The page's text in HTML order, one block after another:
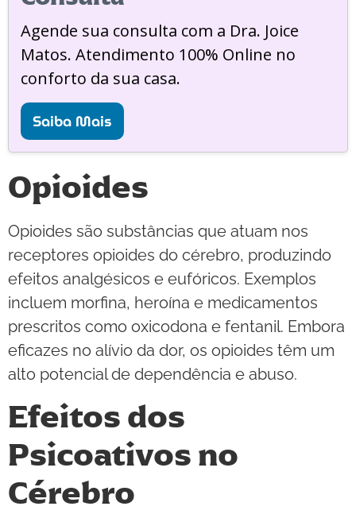
Agende sua consulta com a Dra. Joice
Matos. Atendimento 100% Online no
conforto da sua casa.
Saiba Mais
Opioides
Opioides são substâncias que atuam nos
receptores opioides do cérebro, produzindo
efeitos analgésicos e eufóricos. Exemplos
incluem morfina, heroína e medicamentos
prescritos como oxicodona e fentanil. Embora
eficazes no alívio da dor, os opioides têm um
alto potencial de dependência e abuso.
Efeitos dos
Psicoativos no
Cérebro